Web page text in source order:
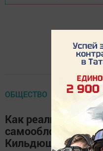
ОБЩЕСТВО
Как реализуется
самообложения в
Кильдюшевское